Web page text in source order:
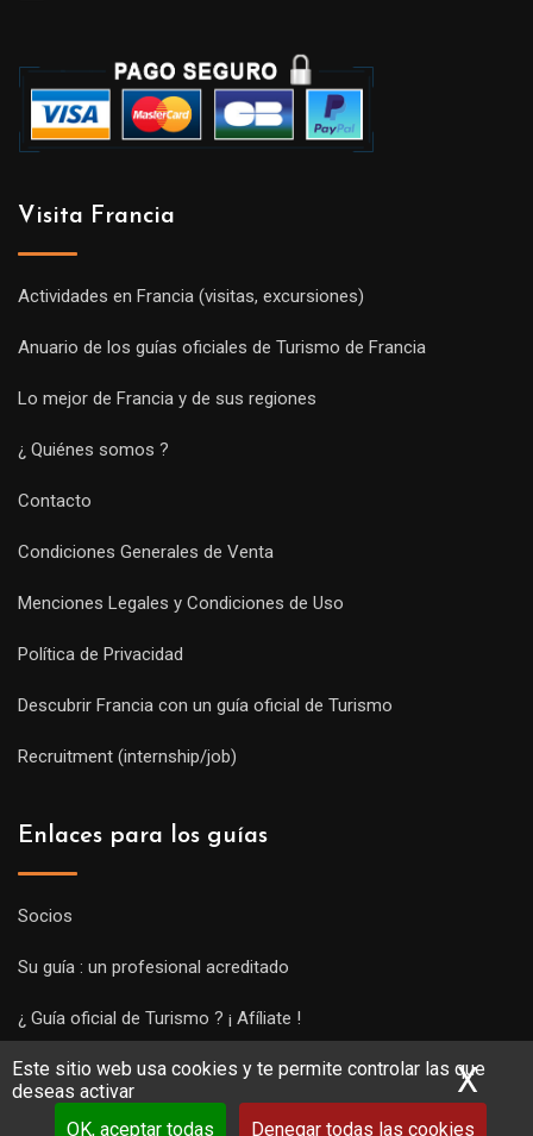
Este sitio web usa cookies y te permite controlar las que
deseas activar
OK, aceptar todas
Denegar todas las cookies
X
Visita Francia
Actividades en Francia (visitas, excursiones)
Anuario de los guías oficiales de Turismo de Francia
Lo mejor de Francia y de sus regiones
¿ Quiénes somos ?
Contacto
Condiciones Generales de Venta
Menciones Legales y Condiciones de Uso
Política de Privacidad
Descubrir Francia con un guía oficial de Turismo
Recruitment (internship/job)
Enlaces para los guías
Socios
Su guía : un profesional acreditado
¿ Guía oficial de Turismo ? ¡ Afíliate !
Subir una visita y empezar a trabajar !